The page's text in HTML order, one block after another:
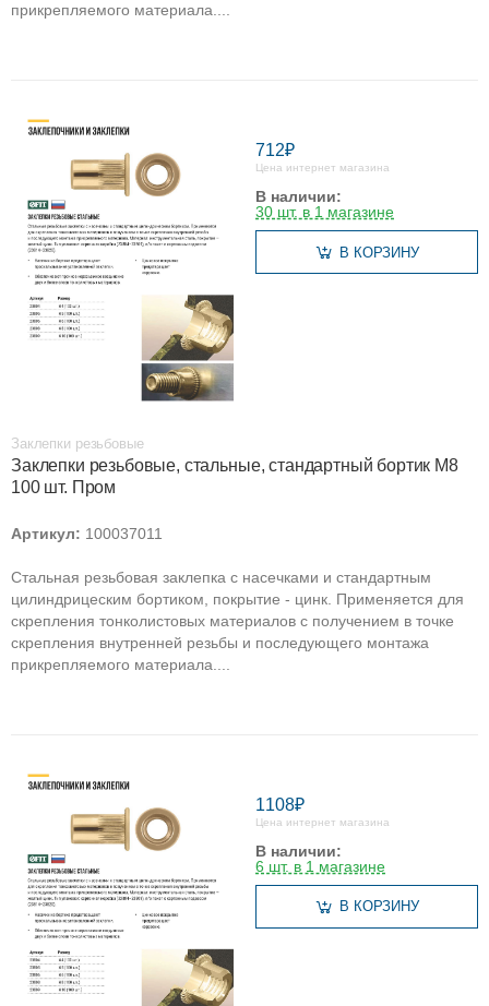
прикрепляемого материала....
712₽
Цена интернет магазина
В наличии:
30 шт. в 1 магазине
В КОРЗИНУ
Заклепки резьбовые
Заклепки резьбовые, стальные, стандартный бортик М8
100 шт. Пром
Артикул: 100037011
Стальная резьбовая заклепка с насечками и стандартным
цилиндрицеским бортиком, покрытие - цинк. Применяется для
скрепления тонколистовых материалов с получением в точке
скрепления внутренней резьбы и последующего монтажа
прикрепляемого материала....
1108₽
Цена интернет магазина
В наличии:
6 шт. в 1 магазине
В КОРЗИНУ